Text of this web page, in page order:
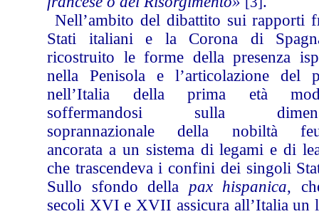
Nell’ambito del dibattito sui rapporti
Stati italiani e la Corona di
ricostruito le forme della presenza
nella Penisola e l’articolazione del
nell’Italia della prima età
soffermandosi sulla
soprannazionale della nobiltà
ancorata a un sistema di legami e di
che trascendeva i confini dei singoli
Sullo sfondo della pax hispanica,
secoli XVI e XVII assicura all’Italia un